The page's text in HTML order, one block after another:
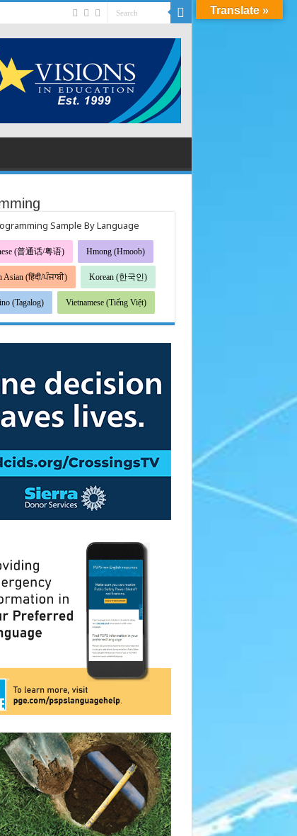
Sample By Language
(普通话/粤语) Hmong (Hmoob)
Asian (हिंदी/ਪੰਜਾਬੀ) Korean (한국인)
(Tagalog) Vietnamese (Tiếng Việt)
Translate »